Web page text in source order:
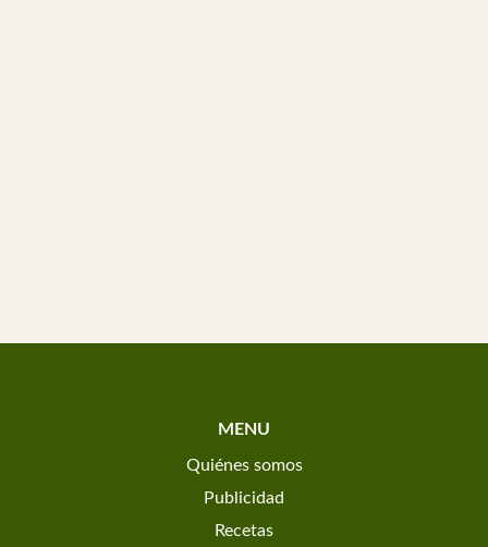
MENU
Quiénes somos
Publicidad
Recetas